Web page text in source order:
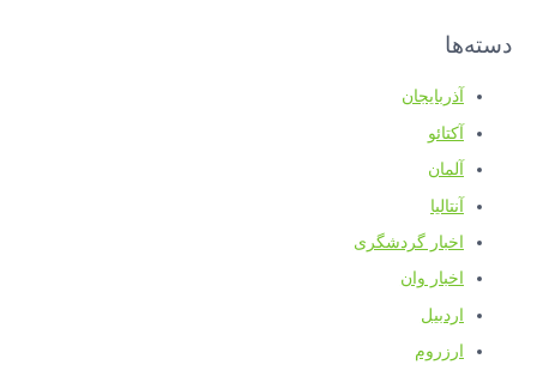
دسته‌ها
آذربایجان
آکتائو
آلمان
آنتالیا
اخبار گردشگری
اخبار وان
اردبیل
ارزروم